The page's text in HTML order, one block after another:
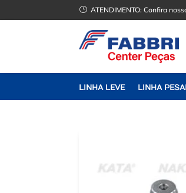
} ATENDIMENTO:Confira
LINHA LEVE LINHA